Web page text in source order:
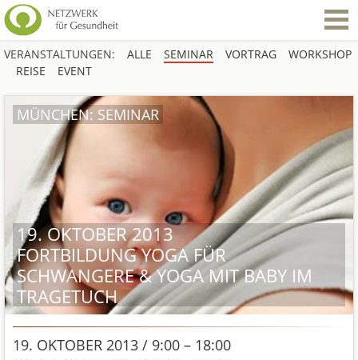
VERANSTALTUNGEN: ALLE SEMINAR VORTRAG
WORKSHOP
REISE
EVENT
19. OKTOBER 2013
FORTBILDUNG YOGA FÜR
SCHWANGERE & YOGA MIT BABY IM
TRAGETUCH
MÜNCHEN: SEMINAR
19. OKTOBER 2013 / 9:00 – 18:00